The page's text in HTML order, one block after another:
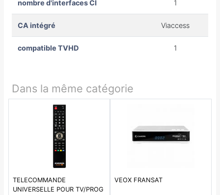
nombre d'interfaces CI 1
CA intégré Viaccess
compatible TVHD 1
Dans la même catégorie
TELECOMMANDE
UNIVERSELLE POUR TV/PROG
VEOX FRANSAT